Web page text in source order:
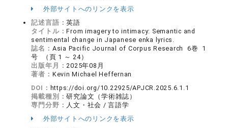
外部サイトへのリンクを表示
記述言語：英語
タイトル：From imagery to intimacy: Semantic and
sentimental change in Japanese enka lyrics.
誌名： Asia Pacific Journal of Corpus Research 6巻 1
号 （頁 1 ～ 24）
出版年月：2025年08月
著者： Kevin Michael Heffernan
DOI： https://doi.org/10.22925/APJCR.2025.6.1.1
掲載種別：研究論文（学術雑誌）
専門分野： 人文・社会 / 言語学
外部サイトへのリンクを表示